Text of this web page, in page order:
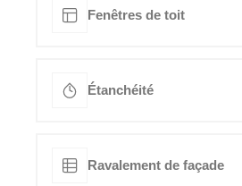
Fenêtres de toit
Étanchéité
Ravalement de façade